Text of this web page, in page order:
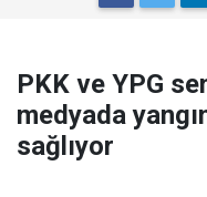
PKK ve YPG
medyada
sağlıyor